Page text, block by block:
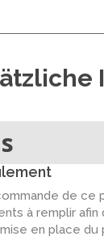
de ce
à remplir
en place du